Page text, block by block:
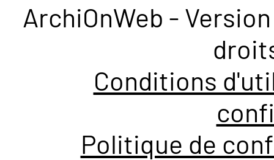
ArchiOnWeb -
Conditions
Politique de